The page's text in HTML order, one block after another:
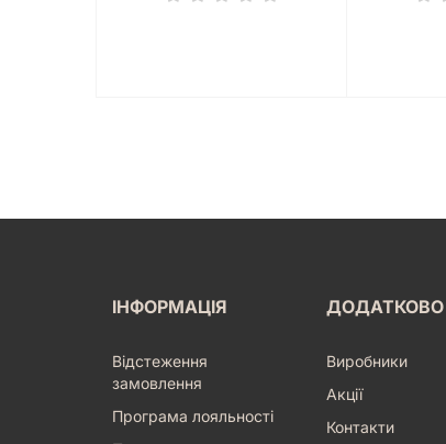
ІНФОРМАЦІЯ
Відстеження
замовлення
Програма лояльності
ДОДАТКОВО
Виробники
Акції
Контакти